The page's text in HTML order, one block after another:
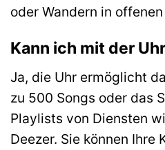
oder Wandern in
Kann ich mit der
Ja, die Uhr ermöglicht
zu 500 Songs oder das
Playlists von Diensten
Deezer. Sie können